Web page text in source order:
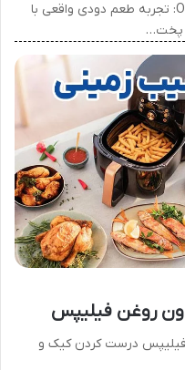
بررسی گریل و باربیکیو برقی نینجا OG701: تجربه طعم دودی واقعی با
پخت…
روغن فیلیپس
درست کردن کیک و